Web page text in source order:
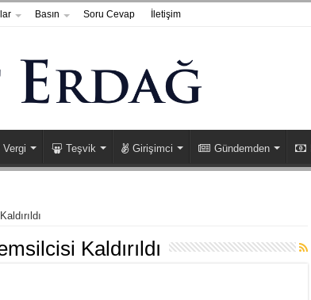
Basın Soru Cevap İletişim
Vergi Teşvik Girişimci Gündemden
Kaldırıldı